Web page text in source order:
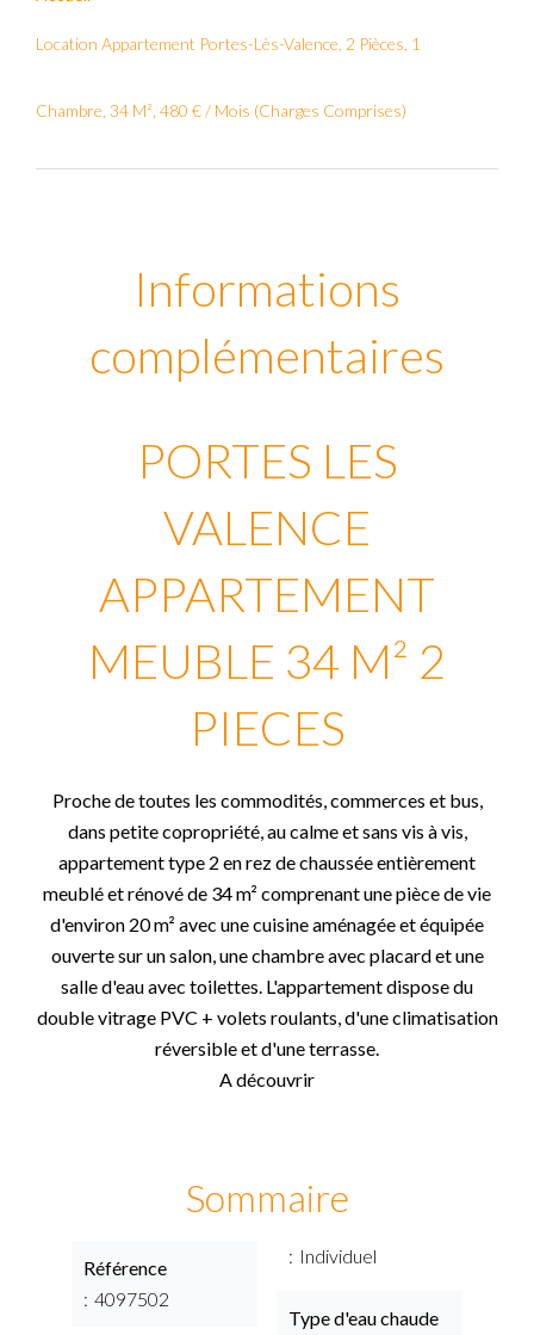
Location Appartement Portes-Lès-Valence, 2 Pièces, 1
Chambre, 34 M², 480 € / Mois (Charges Comprises)
Informations
complémentaires
PORTES LES
VALENCE
APPARTEMENT
MEUBLE 34 M² 2
PIECES
Proche de toutes les commodités, commerces et bus,
dans petite copropriété, au calme et sans vis à vis,
appartement type 2 en rez de chaussée entièrement
meublé et rénové de 34 m² comprenant une pièce de vie
d'environ 20 m² avec une cuisine aménagée et équipée
ouverte sur un salon, une chambre avec placard et une
salle d'eau avec toilettes. L'appartement dispose du
double vitrage PVC + volets roulants, d'une climatisation
réversible et d'une terrasse.
A découvrir
Sommaire
Référence
4097502
Individuel
Type d'eau chaude